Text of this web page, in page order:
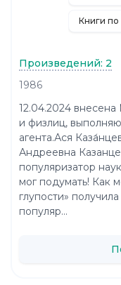
Книги по
Произведений: 2
1986
12.04.2024
и физлиц,
агента.Ася
Андреевна
популяризатор
мог подумать! Как
глупости»
популяр...